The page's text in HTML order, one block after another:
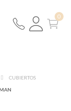
CUBIERTOS